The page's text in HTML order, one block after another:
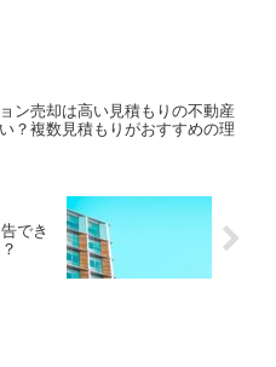
ン売却は高い見積もりの不動産
？複数見積もりがおすすめの理
でき